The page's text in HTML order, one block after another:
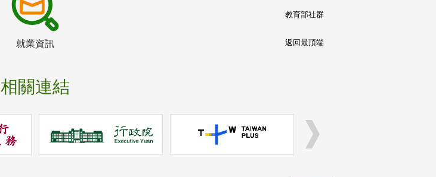
就業資訊
相關連結
教育部社群
返回最頂端